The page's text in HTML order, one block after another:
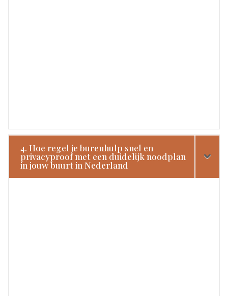
4. Hoe regel je burenhulp snel en
privacyproof met een duidelijk noodplan
in jouw buurt in Nederland